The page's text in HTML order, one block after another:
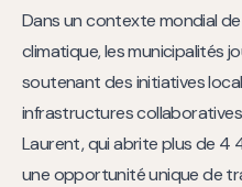
Dans un contexte mondial
climatique, les municipalités
soutenant des initiatives
infrastructures
Laurent, qui abrite plus de
une opportunité unique de